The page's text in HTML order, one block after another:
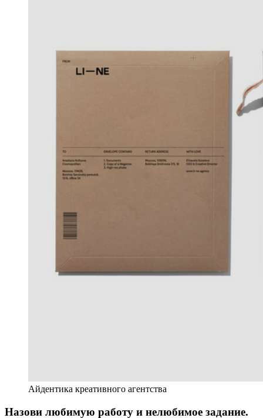
Айдентика креативного агентства
Назови любимую работу и нелюбимое задание.